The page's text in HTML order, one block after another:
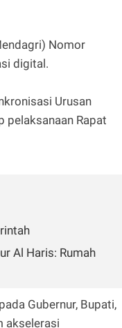
Nomor
digital.
Urusan
pelaksanaan Rapat
Al Haris: Rumah
Gubernur, Bupati,
akselerasi